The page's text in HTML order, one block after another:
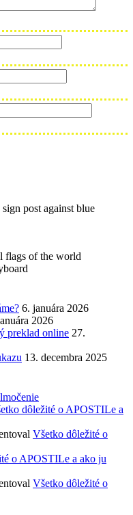
post against blue
flags of the world
6. januára 2026
2026
preklad online 27.
13. decembra 2025
dôležité o APOSTILe a
Všetko dôležité o
o APOSTILe a ako ju
Všetko dôležité o